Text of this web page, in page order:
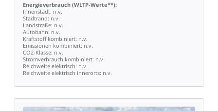
Energieverbrauch (WLTP-Werte**):
Innenstadt: n.v.
Stadtrand: n.v.
Landstraße: n.v.
Autobahn: n.v.
Kraftstoff kombiniert: n.v.
Emissionen kombiniert: n.v.
CO2-Klasse: n.v.
Stromverbrauch kombiniert: n.v.
Reichweite elektrisch: n.v.
Reichweite elektrisch innerorts: n.v.